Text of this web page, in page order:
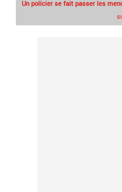
Un policier se fait passer les